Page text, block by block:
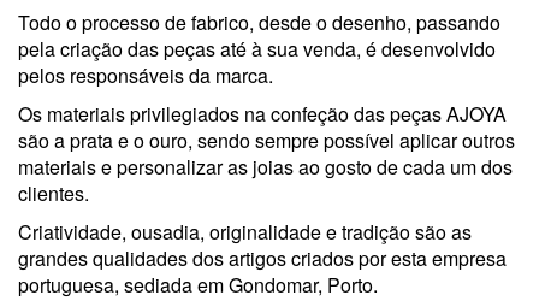
Todo o processo de fabrico, desde o desenho, passando
pela criação das peças até à sua venda, é desenvolvido
pelos responsáveis da marca.
Os materiais privilegiados na confeção das peças AJOYA
são a prata e o ouro, sendo sempre possível aplicar outros
materiais e personalizar as joias ao gosto de cada um dos
clientes.
Criatividade, ousadia, originalidade e tradição são as
grandes qualidades dos artigos criados por esta empresa
portuguesa, sediada em Gondomar, Porto.